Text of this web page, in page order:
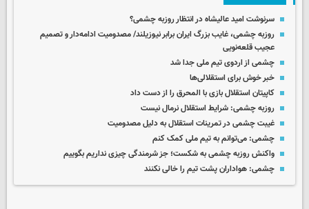
سرنوشت امید عالیشاه در انتظار روزبه چشمی؟
روزبه چشمی، غایب بزرگ ایران برابر نیوزیلند/ مصدومیت ادامه‌دار و تصمیم
عجیب قلعه‌نویی
چشمی از اردوی تیم ملی جدا شد
خبر خوش برای استقلالی‌ها
کاپیتان استقلال بازی با المحرق را از دست داد
روزبه چشمی: شرایط استقلال نرمال نیست
غیبت چشمی در تمرینات استقلال به دلیل مصدومیت
چشمی: می‌توانم به تیم ملی کمک کنم
واکنش روزبه چشمی به شکست؛ جز شرمندگی چیزی نداریم بگوییم
چشمی: هواداران پشت تیم را خالی نکنند